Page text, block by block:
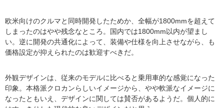
欧米向けのクルマと同時開発したためか、全幅が1800mmを超えて
しまったのはやや残念なところ。国内では1800mm以内が望まし
い。逆に開発の共通化によって、装備や仕様を向上させながら、も
価格設定が抑えられたのは歓迎すべきだ。
外観デザインは、従来のモデルに比べると乗用車的な感覚になった
印象。本格派クロカンらしいイメージから、やや軟派なイメージに
なったともいえ、デザインに関しては賛否があるようだ。個人的に